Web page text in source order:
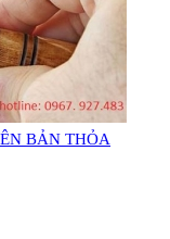
BẢN THỎA